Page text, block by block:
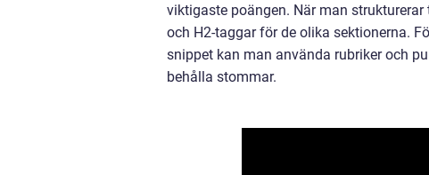
viktigaste poängen. När man
och H2-taggar för de olika sektionerna.
snippet kan man använda rubriker och
behålla stommar.